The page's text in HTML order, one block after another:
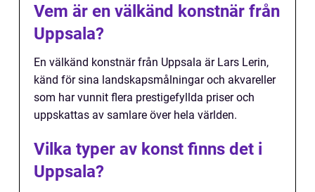
Vem är en välkänd konstnär från
Uppsala?
En välkänd konstnär från Uppsala är Lars Lerin,
känd för sina landskapsmålningar och akvareller
som har vunnit flera prestigefyllda priser och
uppskattas av samlare över hela världen.
Vilka typer av konst finns det i
Uppsala?